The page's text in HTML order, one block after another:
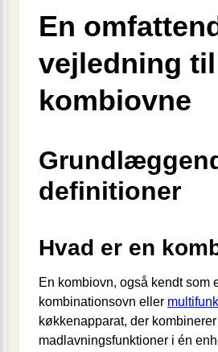
En
vejledning til
kombiovne
definitioner
Hvad er en
En kombiovn, også kendt som
kombinationsovn eller
køkkenapparat, der
madlavningsfunktioner i én